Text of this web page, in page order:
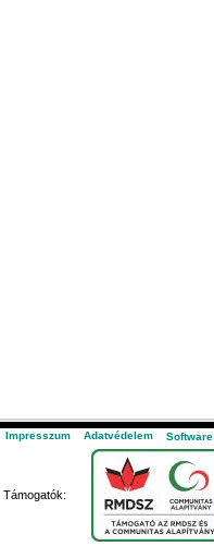
Impresszum Adatvédelem
Támogatók: